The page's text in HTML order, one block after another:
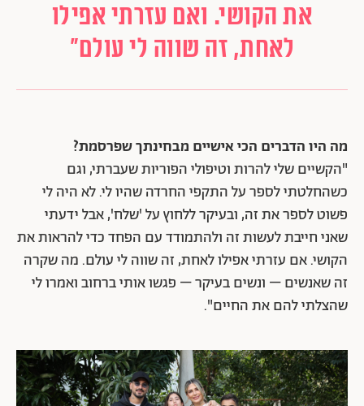
את הקושי. ואם עזרתי אפילו
לאחת, זה שווה לי עולם"
מה היו הדברים הכי אישיים מבחינתך שפרסמת?
"הקשיים שלי להרות וטיפולי הפוריות שעברתי, וגם
כשהחלטתי לספר על התקפי החרדה שהיו לי. לא היה לי
פשוט לספר את זה, ובעיקר ללחוץ על 'שלח', אבל ידעתי
שאני חייבת לעשות זה ולהתמודד עם הפחד כדי להראות את
הקושי. אם עזרתי אפילו לאחת, זה שווה לי עולם. מה שקרה
זה שאנשים – ונשים בעיקר – פגשו אותי ברחוב ואמרו לי
שהצלתי להם את החיים".